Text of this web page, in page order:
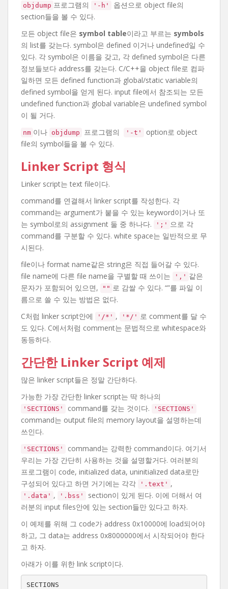
objdump 프로그램의 '-h'
옵션으로 object file의
section들을 볼 수 있다.
모든 object file은 symbol table이라고 부르는 symbols
의 list를 갖는다. symbol은 defined 이거나 undefined일 수
있다. 각 symbol은 이름을 갖고, 각 defined symbol은 다른
정보들보다 address를 갖는다. C/C++을 object file로 컴파
일하면 모든 defined function과 global/static variable의
defined symbol을 얻게 된다. input file에서 참조되는 모든
undefined function과 global variable은 undefined symbol
이 될 거다.
nm 이나 objdump 프로그램의 '-t'
option로 object
file의 symbol들을 볼 수 있다.
Linker Script 형식
Linker script는 text file이다.
command를 연결해서 linker script를 작성한다. 각
command는 argument가 붙을 수 있는 keyword이거나 또
는 symbol로의 assignment 둘 중 하나다.
';' 으로 각
command를 구분할 수 있다. white space는 일반적으로 무
시된다.
file이나 format name같은 string은 직접 들어갈 수 있다.
file name에 다른 file name을 구별할 때 쓰이는
',' 같은
문자가 포함되어 있으면,
"" 로 감쌀 수 있다. “”를 파일 이
름으로 쓸 수 있는 방법은 없다.
C처럼 linker script안에
'/*' , '*/' 로 comment를 달 수
도 있다. C에서처럼 comment는 문법적으로 whitespace와
동등하다.
간단한 Linker Script 예제
많은 linker script들은 정말 간단하다.
가능한 가장 간단한 linker script는 딱 하나의
'SECTIONS' command를 갖는 것이다. 'SECTIONS'
command는 output file의 memory layout을 설명하는데
쓰인다.
'SECTIONS'
command는 강력한 command이다. 여기서
우리는 가장 간단히 사용하는 것을 설명할거다. 여러분의
프로그램이 code, initialized data, uninitialized data로만
구성되어 있다고 하면 거기에는 각각
'.text' ,
'.data' , '.bss'
section이 있게 된다. 이에 더해서 여
러분의 input files안에 있는 section들만 있다고 하자.
이 예제를 위해 그 code가 address 0x10000에 load되어야
하고, 그 data는 address 0x8000000에서 시작되어야 한다
고 하자.
아래가 이를 위한 link script이다.
SECTIONS